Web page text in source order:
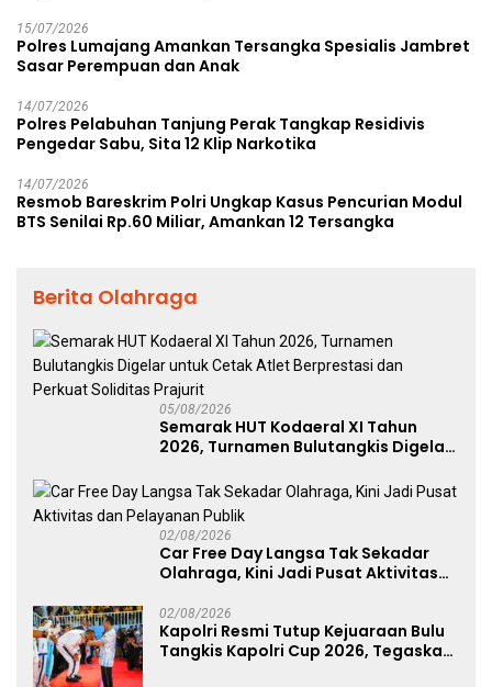
15/07/2026
Polres Lumajang Amankan Tersangka Spesialis Jambret
Sasar Perempuan dan Anak
14/07/2026
Polres Pelabuhan Tanjung Perak Tangkap Residivis
Pengedar Sabu, Sita 12 Klip Narkotika
14/07/2026
Resmob Bareskrim Polri Ungkap Kasus Pencurian Modul
BTS Senilai Rp.60 Miliar, Amankan 12 Tersangka
Berita Olahraga
05/08/2026
Semarak HUT Kodaeral XI Tahun
2026, Turnamen Bulutangkis Digelar
Perkuat Soliditas Prajurit
02/08/2026
Car Free Day Langsa Tak Sekadar
Olahraga, Kini Jadi Pusat Aktivitas
02/08/2026
Kapolri Resmi Tutup Kejuaraan Bulu
Tangkis Kapolri Cup 2026, Tegaskan